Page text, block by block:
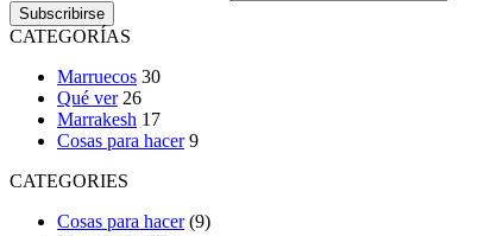
CATEGORÍAS
Marruecos 30
Qué ver 26
Marrakesh 17
Cosas para hacer 9
CATEGORIES
Cosas para hacer(9)